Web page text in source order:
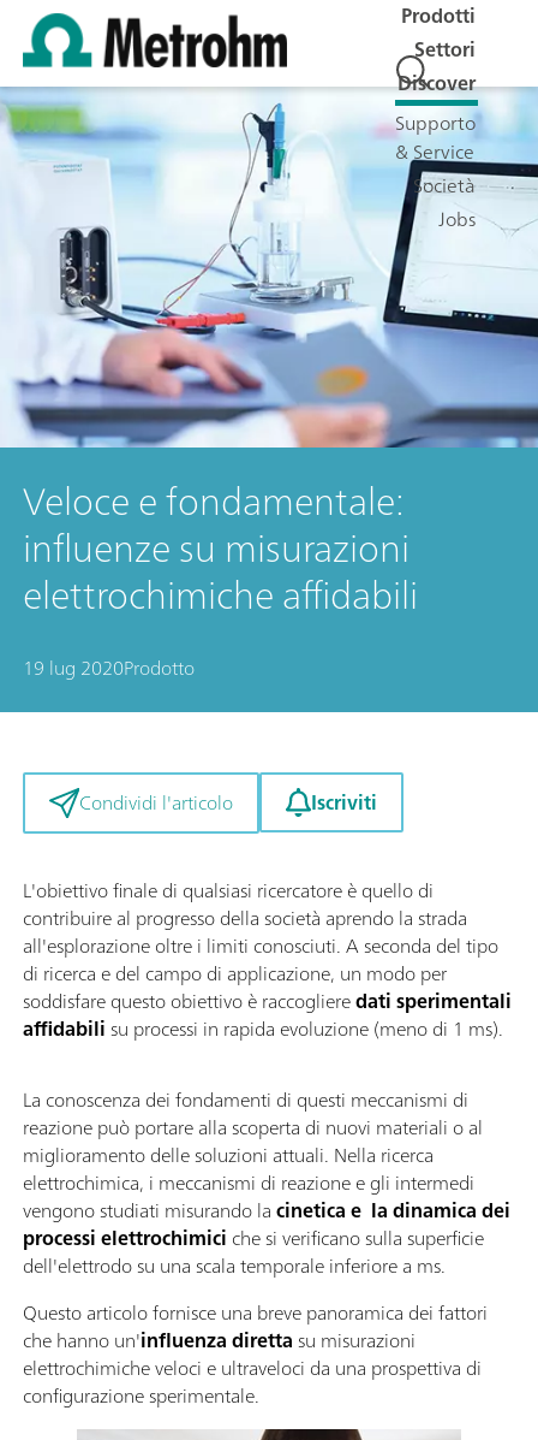
Prodotti
Settori
Discover
Supporto
& Service
Società
Jobs
Veloce e fondamentale:
influenze su misurazioni
elettrochimiche affidabili
19 lug 2020Prodotto
Condividi l'articolo Iscriviti
L'obiettivo finale di qualsiasi ricercatore è quello di
contribuire al progresso della società aprendo la strada
all'esplorazione oltre i limiti conosciuti. A seconda del tipo
di ricerca e del campo di applicazione, un modo per
soddisfare questo obiettivo è raccoglieredati sperimentali
affidabilisu processi in rapida evoluzione (meno di 1 ms).
La conoscenza dei fondamenti di questi meccanismi di
reazione può portare alla scoperta di nuovi materiali o al
miglioramento delle soluzioni attuali. Nella ricerca
elettrochimica, i meccanismi di reazione e gli intermedi
vengono studiati misurando lacinetica e la dinamica dei
processi elettrochimici che si verificano sulla superficie
dell'elettrodo su una scala temporale inferiore a ms.
Questo articolo fornisce una breve panoramica dei fattori
che hanno un'influenza direttasu misurazioni
elettrochimiche veloci e ultraveloci da una prospettiva di
configurazione sperimentale.